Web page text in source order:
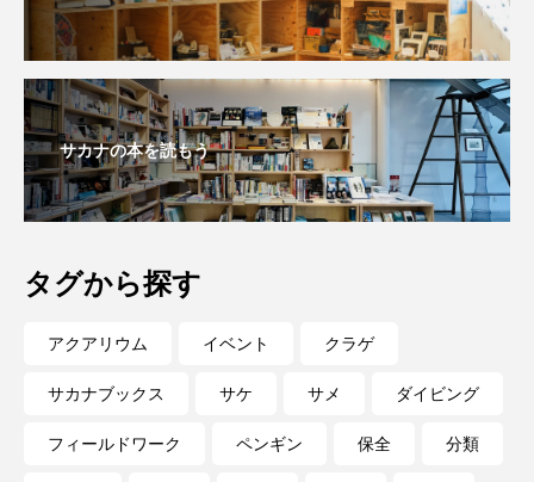
サカナの本を読もう
タグから探す
アクアリウム イベント クラゲ
サカナブックス サケ サメ ダイビング
フィールドワーク ペンギン 保全 分類